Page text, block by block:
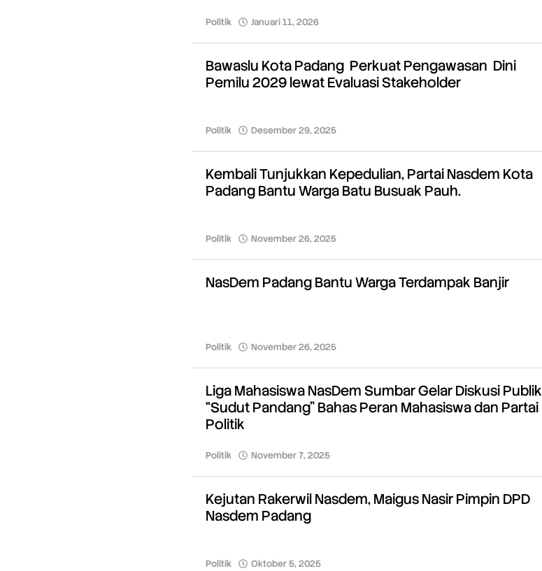
Politik Januari 11, 2026
Bawaslu Kota Padang Perkuat Pengawasan Dini
Pemilu 2029 lewat Evaluasi Stakeholder
Politik Desember 29, 2025
Kembali Tunjukkan Kepedulian, Partai Nasdem Kota
Padang Bantu Warga Batu Busuak Pauh.
Politik November 26, 2025
NasDem Padang Bantu Warga Terdampak Banjir
Politik November 26, 2025
Liga Mahasiswa NasDem Sumbar Gelar Diskusi Publik
“Sudut Pandang” Bahas Peran Mahasiswa dan Partai
Politik
Politik November 7, 2025
Kejutan Rakerwil Nasdem, Maigus Nasir Pimpin DPD
Nasdem Padang
Politik Oktober 5, 2025